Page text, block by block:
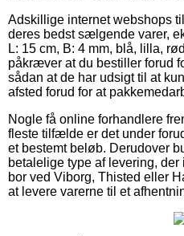
Adskillige internet webshops
deres bedst sælgende varer,
L: 15 cm, B: 4 mm, blå, lilla,
påkræver at du bestiller forud
sådan at de har udsigt til at
afsted forud for at
Nogle få online forhandlere
fleste tilfælde er det under
et bestemt beløb. Derudover
betalelige type af levering,
bor ved Viborg, Thisted eller
at levere varerne til et